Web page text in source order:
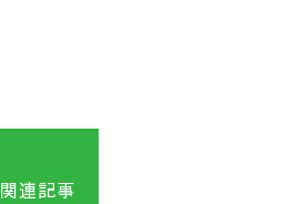
関連記事